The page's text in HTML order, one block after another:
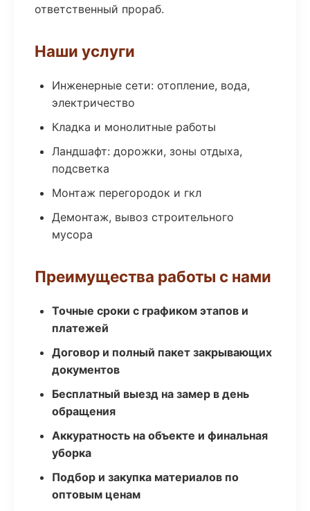
ответственный прораб.
Наши услуги
Инженерные сети: отопление, вода,
электричество
Кладка и монолитные работы
Ландшафт: дорожки, зоны отдыха,
подсветка
Монтаж перегородок и гкл
Демонтаж, вывоз строительного
мусора
Преимущества работы с нами
Точные сроки с графиком этапов и
платежей
Договор и полный пакет закрывающих
документов
Бесплатный выезд на замер в день
обращения
Аккуратность на объекте и финальная
уборка
Подбор и закупка материалов по
оптовым ценам